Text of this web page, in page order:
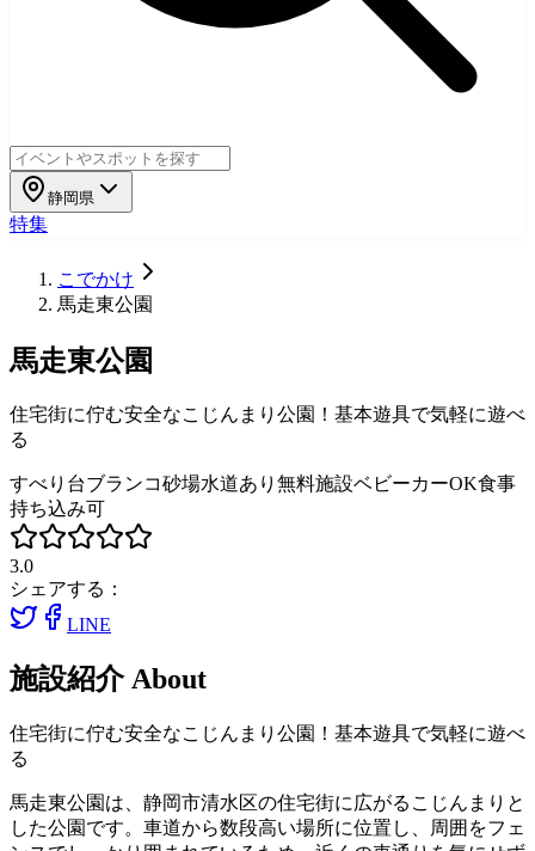
静岡県
特集
こでかけ
馬走東公園
馬走東公園
住宅街に佇む安全なこじんまり公園！基本遊具で気軽に遊べ
る
すべり台ブランコ砂場水道あり 無料施設ベビーカーOK食事
持ち込み可
3.0
シェアする：
LINE
施設紹介 About
住宅街に佇む安全なこじんまり公園！基本遊具で気軽に遊べ
る
馬走東公園は、静岡市清水区の住宅街に広がるこじんまりと
した公園です。車道から数段高い場所に位置し、周囲をフェ